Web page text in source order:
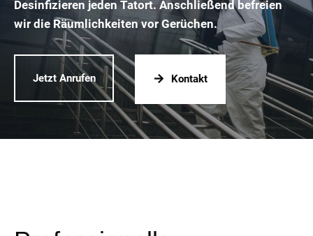
Desinfizieren jeden Tatort. Anschließend befreien
wir die Räumlichkeiten vor Gerüchen.
Jetzt Anrufen Kontakt